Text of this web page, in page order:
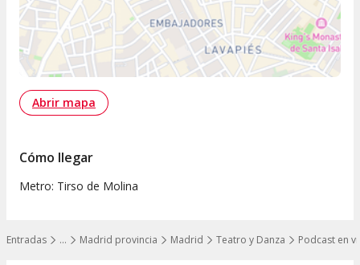
…
Mostrar todos los niveles
Entradas Madrid provincia Madrid Teatro y Danza Podcast en
Abrir mapa
Cómo llegar
Metro: Tirso de Molina